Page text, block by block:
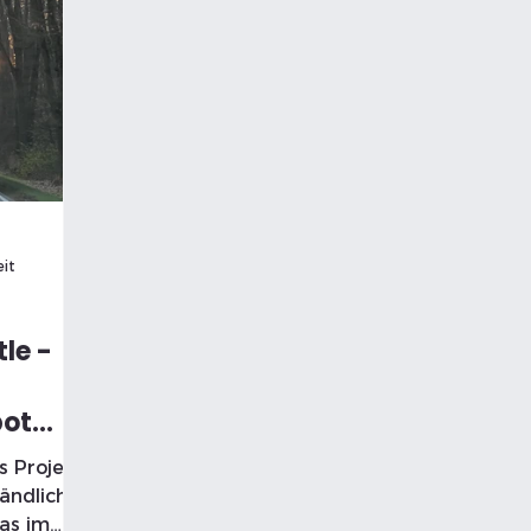
-
Projekt
im